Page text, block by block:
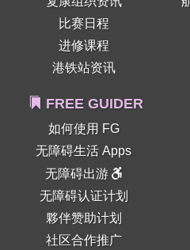
比赛日程
进修课程
港铁站资讯
FREE GUIDER
如何使用 FG
无障碍生活 Apps
无障碍出游
无障碍认证计划
夥伴赞助计划
社区合作推广